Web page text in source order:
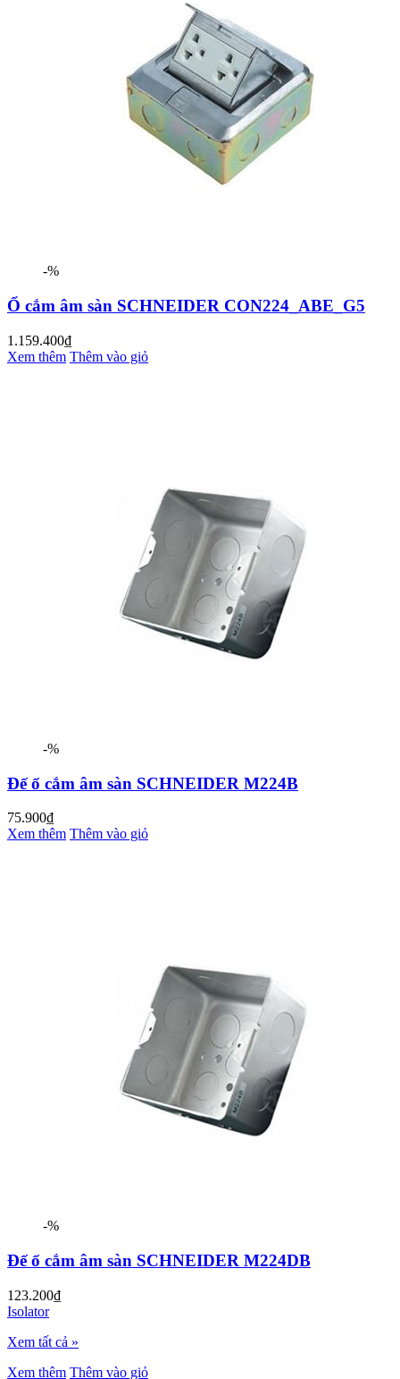
-%
Ổ cắm âm sàn SCHNEIDER CON224_ABE_G5
1.159.400₫
Xem thêm Thêm vào giỏ
-%
Đế ổ cắm âm sàn SCHNEIDER M224B
75.900₫
Xem thêm Thêm vào giỏ
-%
Đế ổ cắm âm sàn SCHNEIDER M224DB
123.200₫
Isolator
Xem tất cả »
Xem thêm Thêm vào giỏ